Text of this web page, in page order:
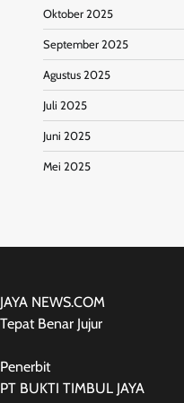
Oktober 2025
September 2025
Agustus 2025
Juli 2025
Juni 2025
Mei 2025
JAYA NEWS.COM
Tepat Benar Jujur
Penerbit
PT BUKTI TIMBUL JAYA